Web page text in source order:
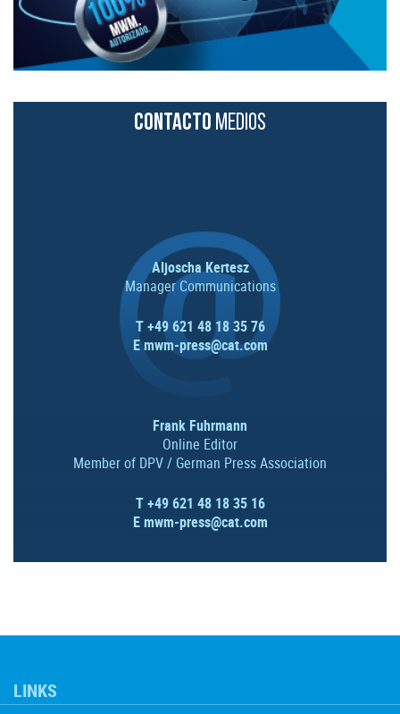
CONTACTO MEDIOS
Aljoscha Kertesz
Manager Communications
T +49 621 48 18 35 76
Emwm-press@cat.com
Frank Fuhrmann
Online Editor
Member of DPV / German Press Association
T +49 621 48 18 35 16
Emwm-press@cat.com
LINKS